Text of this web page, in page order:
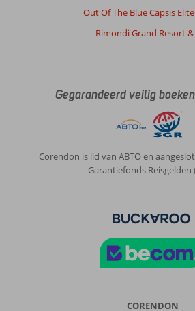
Out Of The Blue Capsis
Rimondi Grand Resort &
Gegarandeerd veilig
Corendon is lid van ABTO en
Garantiefonds Reisgelden
CORENDON